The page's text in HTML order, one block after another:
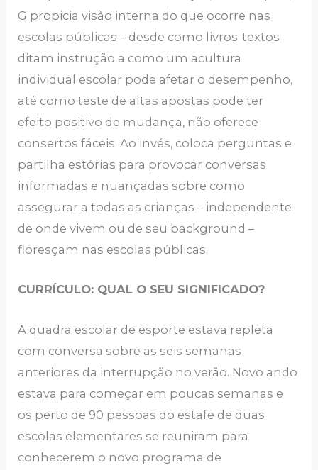
G propicia visão interna do que ocorre nas
escolas públicas – desde como livros-textos
ditam instrução a como um acultura
individual escolar pode afetar o desempenho,
até como teste de altas apostas pode ter
efeito positivo de mudança, não oferece
consertos fáceis. Ao invés, coloca perguntas e
partilha estórias para provocar conversas
informadas e nuançadas sobre como
assegurar a todas as crianças – independente
de onde vivem ou de seu background –
floresçam nas escolas públicas.
CURRÍCULO: QUAL O SEU SIGNIFICADO?
A quadra escolar de esporte estava repleta
com conversa sobre as seis semanas
anteriores da interrupção no verão. Novo ando
estava para começar em poucas semanas e
os perto de 90 pessoas do estafe de duas
escolas elementares se reuniram para
conhecerem o novo programa de